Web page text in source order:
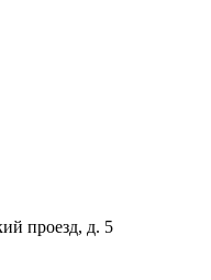
проезд, д. 5